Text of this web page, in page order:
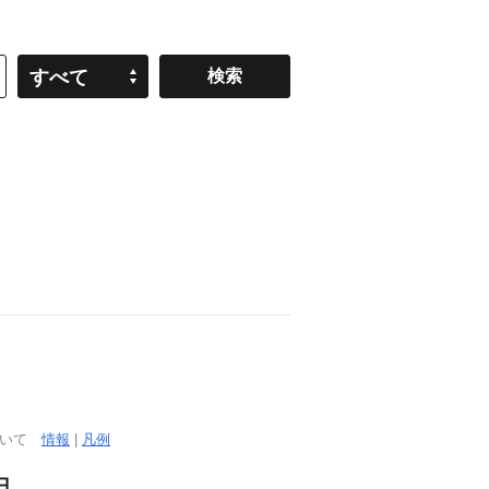
すべて
いて情報 凡例